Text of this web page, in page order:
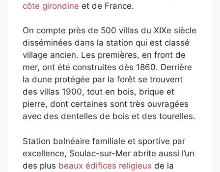
côte girondine et de France.
On compte près de 500 villas du XIXe siècle
disséminées dans la station qui est classé
village ancien. Les premières, en front de
mer, ont été construites dès 1860. Derrière
la dune protégée par la forêt se trouvent
des villas 1900, tout en bois, brique et
pierre, dont certaines sont très ouvragées
avec des dentelles de bois et des tourelles.
Station balnéaire familiale et sportive par
excellence, Soulac-sur-Mer abrite aussi l’un
des plus beaux édifices religieux de la